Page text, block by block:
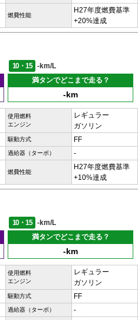
燃費性能
H27年度燃費基準
+20%達成
10・15
-km/L
満タンでどこまで走る？
-km
使用燃料
エンジン
レギュラー
ガソリン
駆動方式 FF
過給器（ターボ） -
燃費性能
H27年度燃費基準
+10%達成
10・15
-km/L
満タンでどこまで走る？
-km
使用燃料
エンジン
レギュラー
ガソリン
駆動方式 FF
過給器（ターボ） -